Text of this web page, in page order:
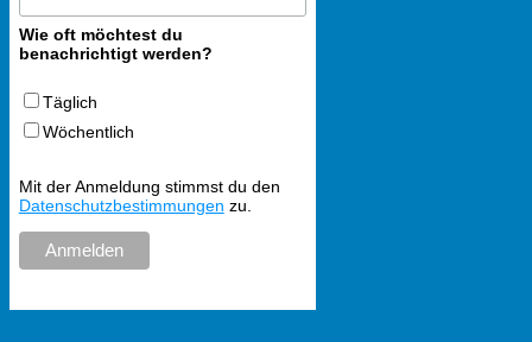
Wie oft möchtest du
benachrichtigt werden?
Täglich
Wöchentlich
Mit der Anmeldung stimmst du den
Datenschutzbestimmungen zu.